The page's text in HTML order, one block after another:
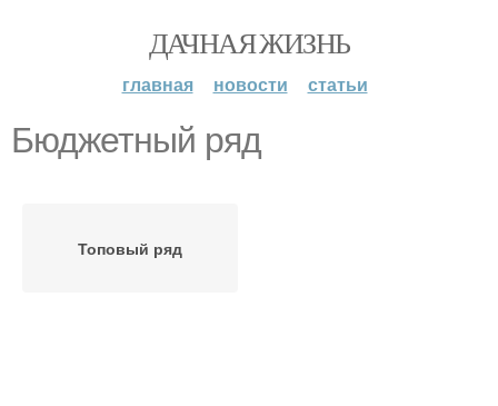
ДАЧНАЯ ЖИЗНЬ
главная новости статьи
Бюджетный ряд
Топовый ряд